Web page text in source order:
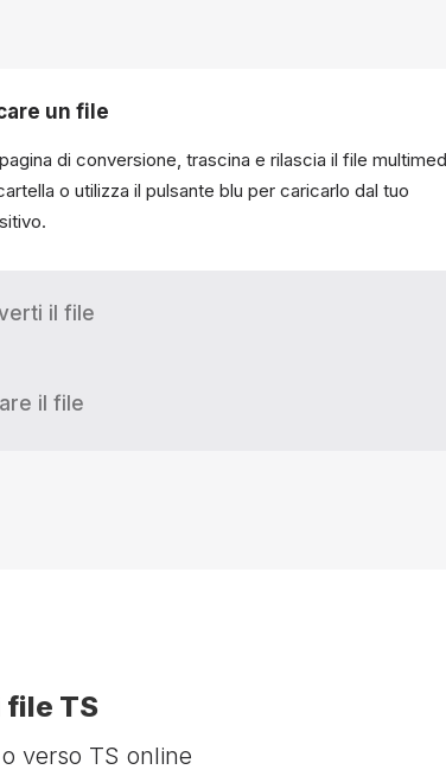
un file
di conversione, trascina e rilascia il file
o utilizza il pulsante blu per caricarlo dal tuo
il file
il file
TS
verso TS online